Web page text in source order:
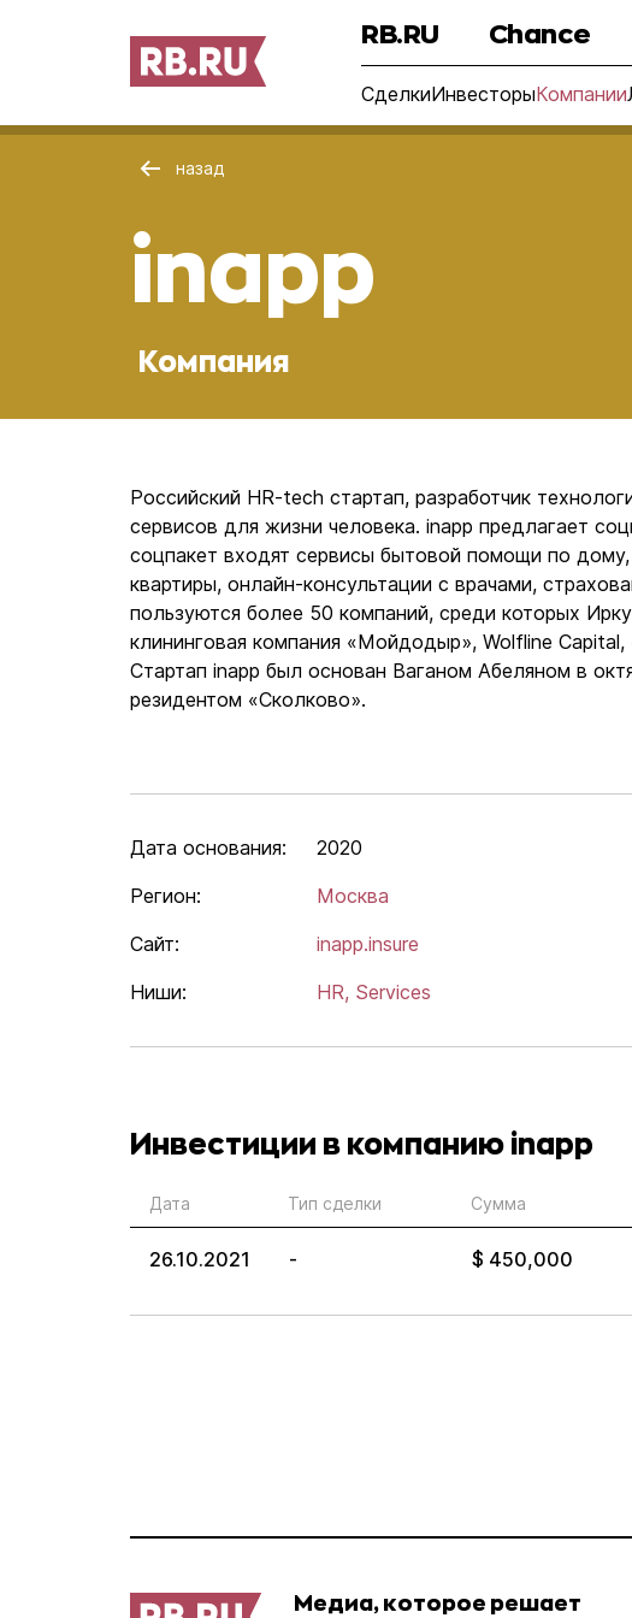
RB.RU Chance
СделкиИнвесторыКомпании
назад
inapp
Компания
Российский HR-tech стартап, разработчик
сервисов для жизни человека. inapp предлагает
соцпакет входят сервисы бытовой помощи по
квартиры, онлайн-консультации с врачами,
пользуются более 50 компаний, среди которых
клининговая компания «Мойдодыр», Wolfline Capital,
Стартап inapp был основан Ваганом Абеляном в
резидентом «Сколково».
Дата основания:
2020
Регион:
Москва
Сайт:
inapp.insure
Ниши:
HR, Services
Инвестиции в компанию inapp
Дата Тип сделки Сумма
26.10.2021 - $ 450,000
Медиа, которое решает